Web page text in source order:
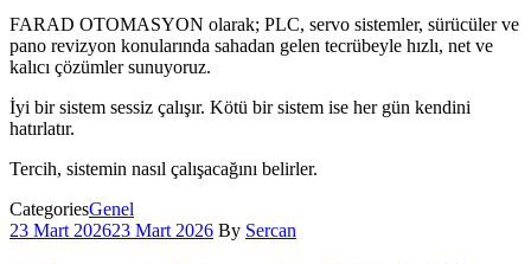
FARAD OTOMASYON olarak; PLC, servo sistemler, sürücüler ve
pano revizyon konularında sahadan gelen tecrübeyle hızlı, net ve
kalıcı çözümler sunuyoruz.
İyi bir sistem sessiz çalışır. Kötü bir sistem ise her gün kendini
hatırlatır.
Tercih, sistemin nasıl çalışacağını belirler.
CategoriesGenel
23 Mart 202623 Mart 2026 By Sercan